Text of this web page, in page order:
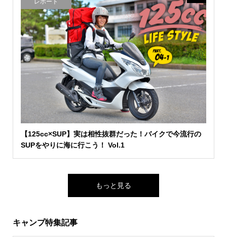
レポート
【125cc×SUP】実は相性抜群だった！バイクで今流行の
SUPをやりに海に行こう！ Vol.1
もっと見る
キャンプ特集記事